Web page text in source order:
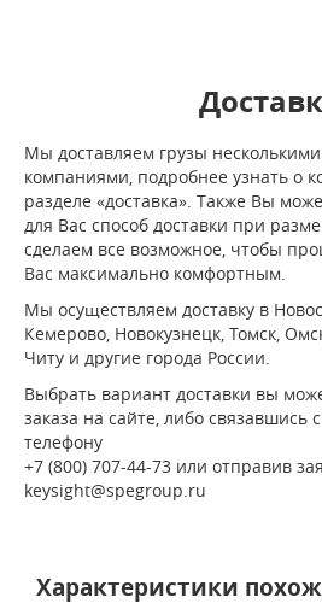
Мы доставляем грузы
компаниями, подробнее узнать о
разделе «доставка». Также Вы
для Вас способ доставки при
сделаем все возможное, чтобы
Вас максимально комфортным.
Мы осуществляем доставку в
Кемерово, Новокузнецк, Томск,
Читу и другие города России.
Выбрать вариант доставки вы
заказа на сайте, либо связавшись
телефону
+7 (800) 707-44-73 или отправив
keysight@spegroup.ru
Характеристики